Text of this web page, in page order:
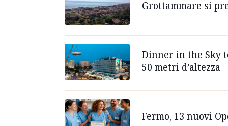
Grottammare si
Dinner in the Sky
50 metri d’altezza
Fermo, 13 nuovi